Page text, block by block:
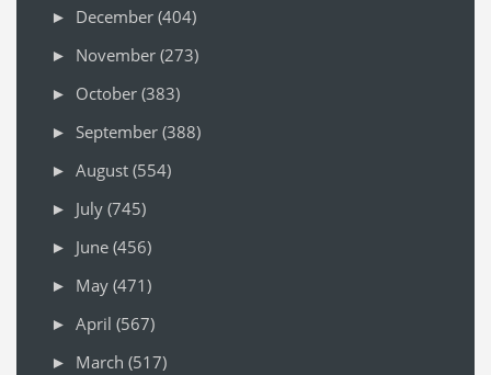
► December (404)
► November (273)
► October (383)
► September (388)
► August (554)
► July (745)
► June (456)
► May (471)
► April (567)
► March (517)